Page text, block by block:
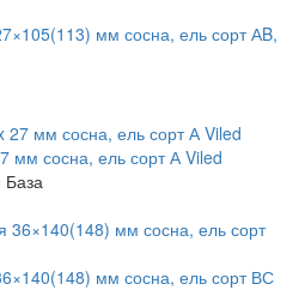
мм сосна, ель сорт АB,
мм сосна, ель сорт А Viled
База
мм сосна, ель сорт ВС